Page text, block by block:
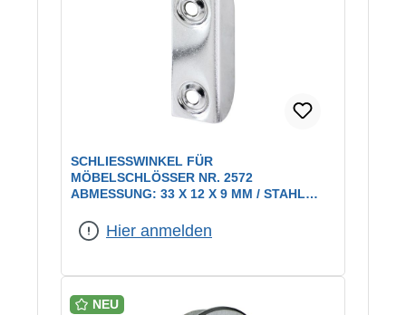
SCHLIESSWINKEL FÜR M
ÖBELSCHLÖSSER NR. 2572 A
BMESSUNG: 33 X 12 X 9 MM / STAHL V
Hier anmelden
NEU